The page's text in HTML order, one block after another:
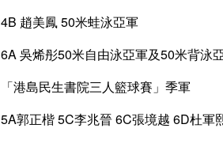
4B 趙美鳳 50米蛙泳亞軍
6A 吳烯彤50米自由泳亞軍及50米背泳
「港島民生書院三人籃球賽」季軍
5A郭正楷 5C李兆晉 6C張境越 6D杜軍